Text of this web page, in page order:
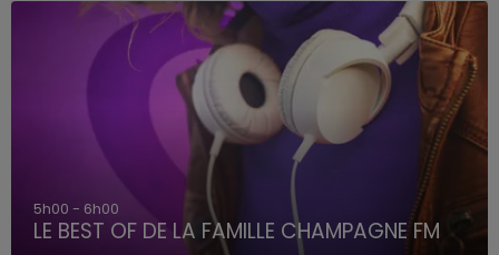
5h00 - 6h00
LE BEST OF DE LA FAMILLE CHAMPAGNE FM